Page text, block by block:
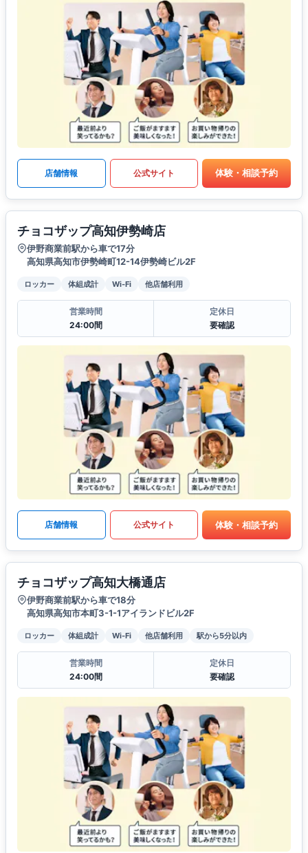
店舗情報 公式サイト 体験・相談予約
チョコザップ高知伊勢崎店
伊野商業前駅から車で17分
高知県高知市伊勢崎町12-14伊勢崎ビル2F
ロッカー 体組成計 Wi-Fi 他店舗利用
営業時間
24:00間
定休日
要確認
店舗情報 公式サイト 体験・相談予約
チョコザップ高知大橋通店
伊野商業前駅から車で18分
高知県高知市本町3-1-1アイランドビル2F
ロッカー 体組成計 Wi-Fi 他店舗利用 駅から5分以内
営業時間
24:00間
定休日
要確認